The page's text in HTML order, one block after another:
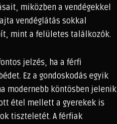
miközben a vendégekkel
vendéglátás sokkal
mint a felületes találkozók.
jelzés, ha a férfi
Ez a gondoskodás egyik
modernebb köntösben jelenik
étel mellett a gyerekek is
tiszteletét. A férfiak